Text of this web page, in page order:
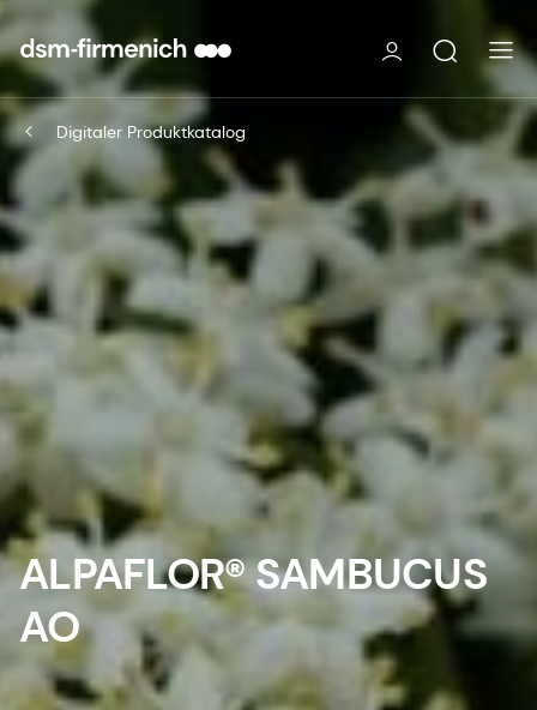
Digitaler Produktkatalog
ALPAFLOR® SAMBUCUS
AO